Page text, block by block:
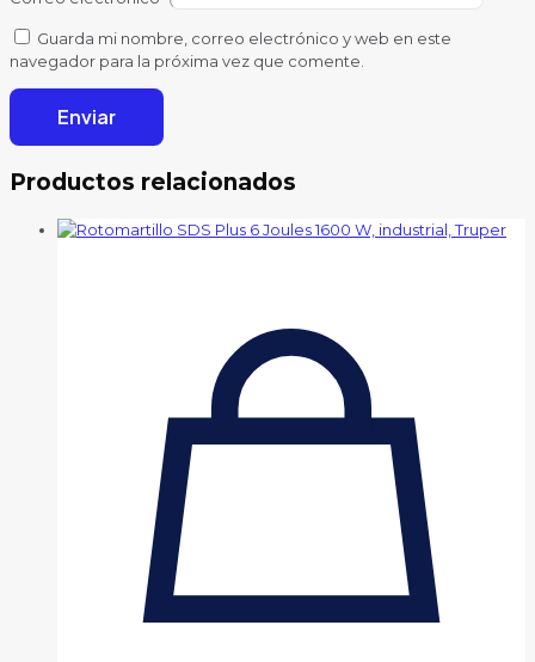
Guarda mi nombre, correo electrónico y web en este
navegador para la próxima vez que comente.
Productos relacionados